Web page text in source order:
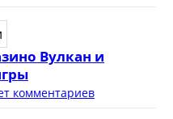
Вулкан и
комментариев